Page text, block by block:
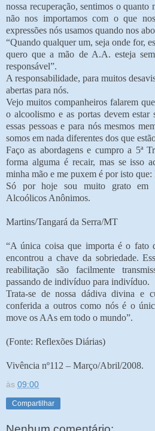
nossa recuperação, sentimos o quanto
não nos importamos com o que
expressões nós usamos quando nos
“Quando qualquer um, seja onde for,
quero que a mão de A.A. esteja
responsável”.
A responsabilidade, para muitos
abertas para nós.
Vejo muitos companheiros falarem
o alcoolismo e as portas devem estar
essas pessoas e para nós mesmos
somos em nada diferentes dos que
Faço as abordagens e cumpro a 5ª
forma alguma é recair, mas se isso
minha mão e me puxem é por isto
Só por hoje sou muito grato em
Alcoólicos Anônimos.
Martins/Tangará da Serra/MT
“A única coisa que importa é o fato
encontrou a chave da sobriedade.
reabilitação são facilmente
passando de indivíduo para indivíduo.
Trata-se de nossa dádiva divina e
conferida a outros como nós é o
move os AAs em todo o mundo”.
(Fonte: Reflexões Diárias)
Vivência nº112 – Março/Abril/2008.
às 09:00
Compartilhar